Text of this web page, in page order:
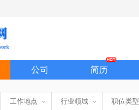
公司 简历
工作地点 行业领域 职位类型